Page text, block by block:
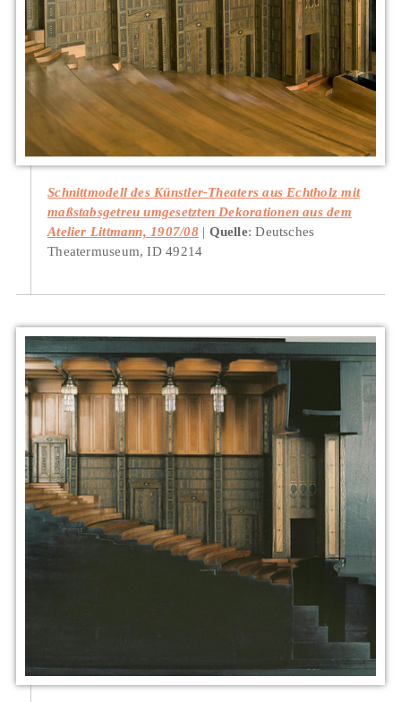
Schnittmodell des Künstler-Theaters aus Echtholz mit
maßstabsgetreu umgesetzten Dekorationen aus dem
Atelier Littmann, 1907/08
Quelle: Deutsches
Theatermuseum, ID 49214